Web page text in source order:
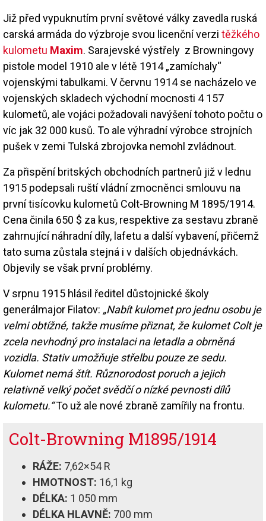
Již před vypuknutím první světové války zavedla ruská
carská armáda do výzbroje svou licenční verzi těžkého
kulometu Maxim. Sarajevské výstřely z Browningovy
pistole model 1910 ale v létě 1914 „zamíchaly“
vojenskými tabulkami. V červnu 1914 se nacházelo ve
vojenských skladech východní mocnosti 4 157
kulometů, ale vojáci požadovali navýšení tohoto počtu o
víc jak 32 000 kusů. To ale výhradní výrobce strojních
pušek v zemi Tulská zbrojovka nemohl zvládnout.
Za přispění britských obchodních partnerů již v lednu
1915 podepsali ruští vládní zmocněnci smlouvu na
první tisícovku kulometů Colt-Browning M 1895/1914.
Cena činila 650 $ za kus, respektive za sestavu zbraně
zahrnující náhradní díly, lafetu a další vybavení, přičemž
tato suma zůstala stejná i v dalších objednávkách.
Objevily se však první problémy.
V srpnu 1915 hlásil ředitel důstojnické školy
generálmajor Filatov: „Nabít kulomet pro jednu osobu je
velmi obtížné, takže musíme přiznat, že kulomet Colt je
zcela nevhodný pro instalaci na letadla a obrněná
vozidla. Stativ umožňuje střelbu pouze ze sedu.
Kulomet nemá štít. Různorodost poruch a jejich
relativně velký počet svědčí o nízké pevnosti dílů
kulometu.“To už ale nové zbraně zamířily na frontu.
Colt-Browning M1895/1914
RÁŽE: 7,62×54 R
HMOTNOST: 16,1 kg
DÉLKA: 1 050 mm
DÉLKA HLAVNĚ: 700 mm